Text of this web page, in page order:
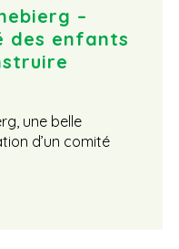
–
des enfants
une belle
d’un comité